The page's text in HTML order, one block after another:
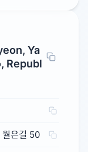
Ya
Republ
월은길 50